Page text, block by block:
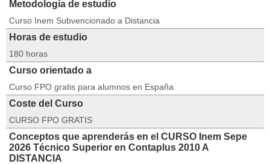
Metodología de estudio
Curso Inem Subvencionado a Distancia
Horas de estudio
180 horas
Curso orientado a
Curso FPO gratis para alumnos en España
Coste del Curso
CURSO FPO GRATIS
Conceptos que aprenderás en el CURSO Inem Sepe
2026 Técnico Superior en Contaplus 2010 A
DISTANCIA